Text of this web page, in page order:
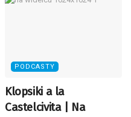
PODCASTY
Klopsiki a la
Castelcivita | Na